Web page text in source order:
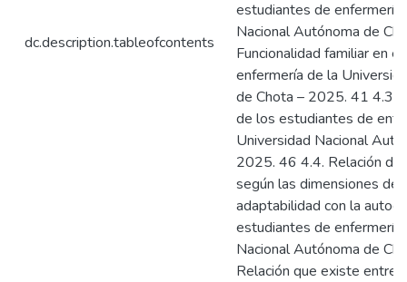
dc.description.tableofcontents
estudiantes de enfermería
Nacional Autónoma de
Funcionalidad familiar en
enfermería de la
de Chota – 2025. 41 4.3.
de los estudiantes de
Universidad Nacional
2025. 46 4.4. Relación de
según las dimensiones de
adaptabilidad con la
estudiantes de enfermería
Nacional Autónoma de
Relación que existe entre